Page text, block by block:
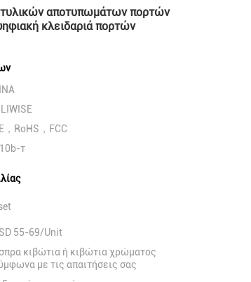
αποτυπωμάτων πορτών
κλειδαριά πορτών
，RoHS，FCC
τ
55-69/Unit
κιβώτια ή κιβώτια χρώματος
με τις απαιτήσεις σας